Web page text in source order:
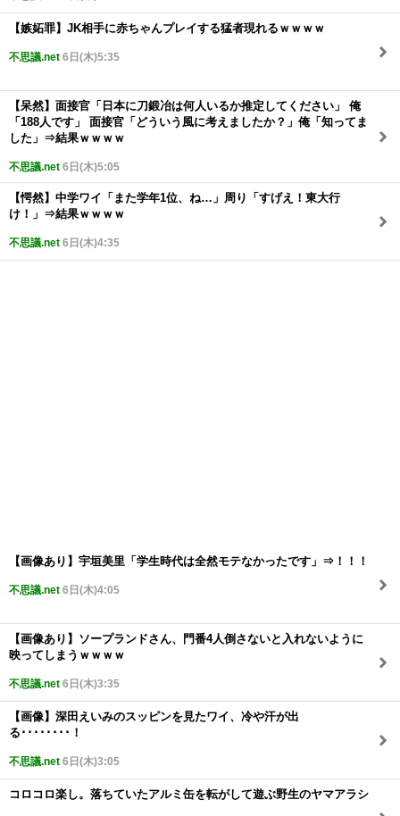
【嫉妬罪】JK相手に赤ちゃんプレイする猛者現れるｗｗｗｗ
不思議.net 6日(木)5:35
【呆然】面接官「日本に刀鍛冶は何人いるか推定してください」 俺
「188人です」 面接官「どういう風に考えましたか？」俺「知ってま
した」⇒結果ｗｗｗｗ
不思議.net 6日(木)5:05
【愕然】中学ワイ「また学年1位、ね…」周り「すげえ！東大行
け！」⇒結果ｗｗｗｗ
不思議.net 6日(木)4:35
【画像あり】宇垣美里「学生時代は全然モテなかったです」⇒！！！
不思議.net 6日(木)4:05
【画像あり】ソープランドさん、門番4人倒さないと入れないように
映ってしまうｗｗｗｗ
不思議.net 6日(木)3:35
【画像】深田えいみのスッピンを見たワイ、冷や汗が出
る････････！
不思議.net 6日(木)3:05
コロコロ楽し。落ちていたアルミ缶を転がして遊ぶ野生のヤマアラシ